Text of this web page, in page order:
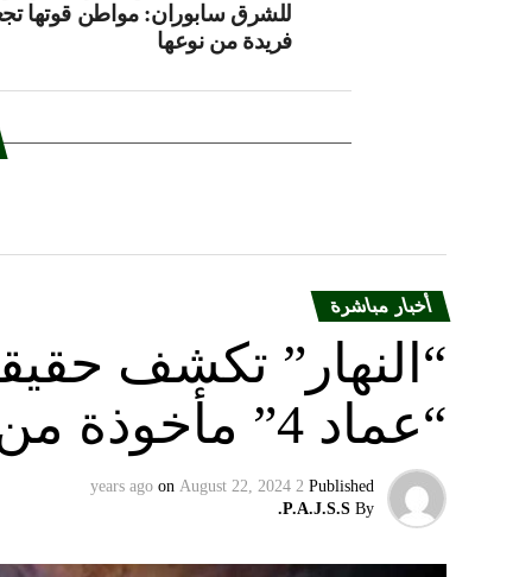
للشرق سابوران: مواطن قوتها
فريدة من نوعها
أخبار مباشرة
“النهار” تكشف
“عماد 4” مأخوذة من أوكرانيا….
Published
2 years ago
on August 22, 2024
By
P.A.J.S.S.